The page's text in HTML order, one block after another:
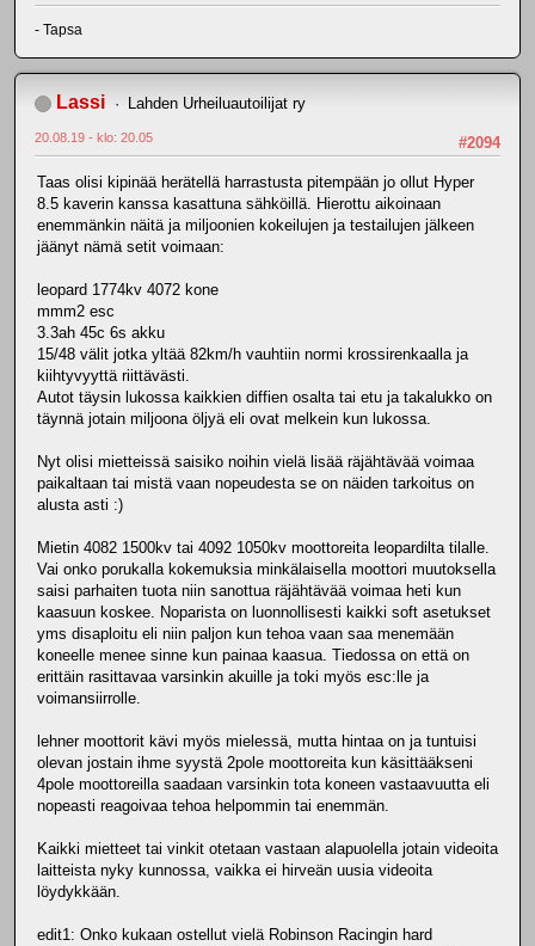
- Tapsa
Lassi Lahden Urheiluautoilijat ry
#2094
20.08.19 - klo: 20.05
Taas olisi kipinää herätellä harrastusta pitempään jo ollut Hyper
8.5 kaverin kanssa kasattuna sähköillä. Hierottu aikoinaan
enemmänkin näitä ja miljoonien kokeilujen ja testailujen jälkeen
jäänyt nämä setit voimaan:
leopard 1774kv 4072 kone
mmm2 esc
3.3ah 45c 6s akku
15/48 välit jotka yltää 82km/h vauhtiin normi krossirenkaalla ja
kiihtyvyyttä riittävästi.
Autot täysin lukossa kaikkien diffien osalta tai etu ja takalukko on
täynnä jotain miljoona öljyä eli ovat melkein kun lukossa.
Nyt olisi mietteissä saisiko noihin vielä lisää räjähtävää voimaa
paikaltaan tai mistä vaan nopeudesta se on näiden tarkoitus on
alusta asti :)
Mietin 4082 1500kv tai 4092 1050kv moottoreita leopardilta tilalle.
Vai onko porukalla kokemuksia minkälaisella moottori muutoksella
saisi parhaiten tuota niin sanottua räjähtävää voimaa heti kun
kaasuun koskee. Noparista on luonnollisesti kaikki soft asetukset
yms disaploitu eli niin paljon kun tehoa vaan saa menemään
koneelle menee sinne kun painaa kaasua. Tiedossa on että on
erittäin rasittavaa varsinkin akuille ja toki myös esc:lle ja
voimansiirrolle.
lehner moottorit kävi myös mielessä, mutta hintaa on ja tuntuisi
olevan jostain ihme syystä 2pole moottoreita kun käsittääkseni
4pole moottoreilla saadaan varsinkin tota koneen vastaavuutta eli
nopeasti reagoivaa tehoa helpommin tai enemmän.
Kaikki mietteet tai vinkit otetaan vastaan alapuolella jotain videoita
laitteista nyky kunnossa, vaikka ei hirveän uusia videoita
löydykkään.
edit1: Onko kukaan ostellut vielä Robinson Racingin hard